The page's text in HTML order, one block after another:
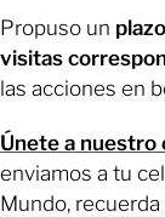
Propuso un
visitas
las acciones en
Únete a nuestro
enviamos a tu
Mundo,